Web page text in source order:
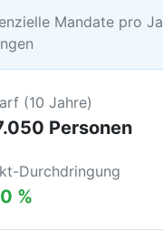
Mandate pro
(10 Jahre)
Personen
Durchdringung
%